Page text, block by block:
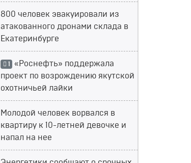
800 человек эвакуировали из
атакованного дронами склада в
Екатеринбурге
1 «Роснефть» поддержала
проект по возрождению якутской
охотничьей лайки
Молодой человек ворвался в
квартиру к 10-летней девочке и
напал на нее